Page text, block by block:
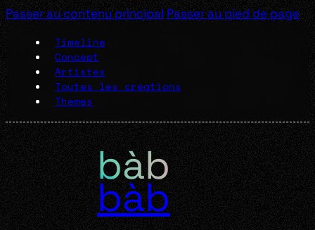
Passer au contenu principal Passer au pied de page
Timeline
Concept
Artistes
Toutes les créations
Thèmes
bàb